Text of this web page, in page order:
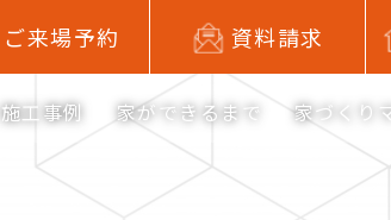
ご来場予約 資料請求
施工事例 家ができるまで 家づくり